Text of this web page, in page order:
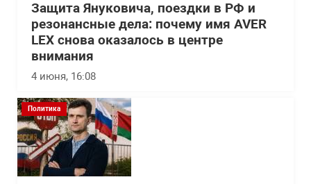
Защита Януковича, поездки в РФ и
резонансные дела: почему имя AVER
LEX снова оказалось в центре
внимания
4 июня, 16:08
Политика